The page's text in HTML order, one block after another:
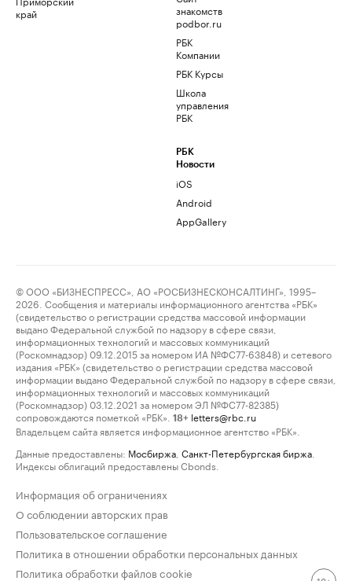
край
знакомств
podbor.ru
РБК
Компании
РБК Курсы
Школа
управления
РБК
РБК
Новости
iOS
Android
AppGallery
© ООО «БИЗНЕСПРЕСС», АО «РОСБИЗНЕСКОНСАЛТИНГ», 1995–
2026. Сообщения и материалы информационного агентства «РБК»
(свидетельство о регистрации средства массовой информации
выдано Федеральной службой по надзору в сфере связи,
информационных технологий и массовых коммуникаций
(Роскомнадзор) 09.12.2015 за номером ИА №ФС77-63848) и сетевого
издания «РБК» (свидетельство о регистрации средства массовой
информации выдано Федеральной службой по надзору в сфере связи,
информационных технологий и массовых коммуникаций
(Роскомнадзор) 03.12.2021 за номером ЭЛ №ФС77-82385)
сопровождаются пометкой «РБК».
18+ letters@rbc.ru
Владельцем сайта является информационное агентство «РБК».
Данные предоставлены: Мосбиржа Санкт-Петербургская биржа
Индексы облигаций предоставлены Cbonds.
Информация об ограничениях
О соблюдении авторских прав
Пользовательское соглашение
Политика в отношении обработки персональных данных
Политика обработки файлов cookie